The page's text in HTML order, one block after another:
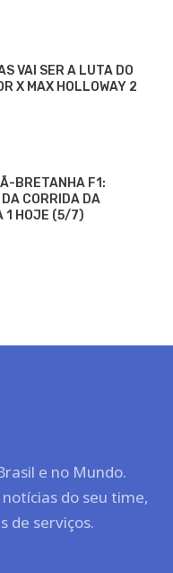
VAI SER A LUTA DO
X MAX HOLLOWAY 2
BRETANHA F1:
DA CORRIDA DA
1 HOJE (5/7)
e no Mundo.
do seu time,
de serviços.